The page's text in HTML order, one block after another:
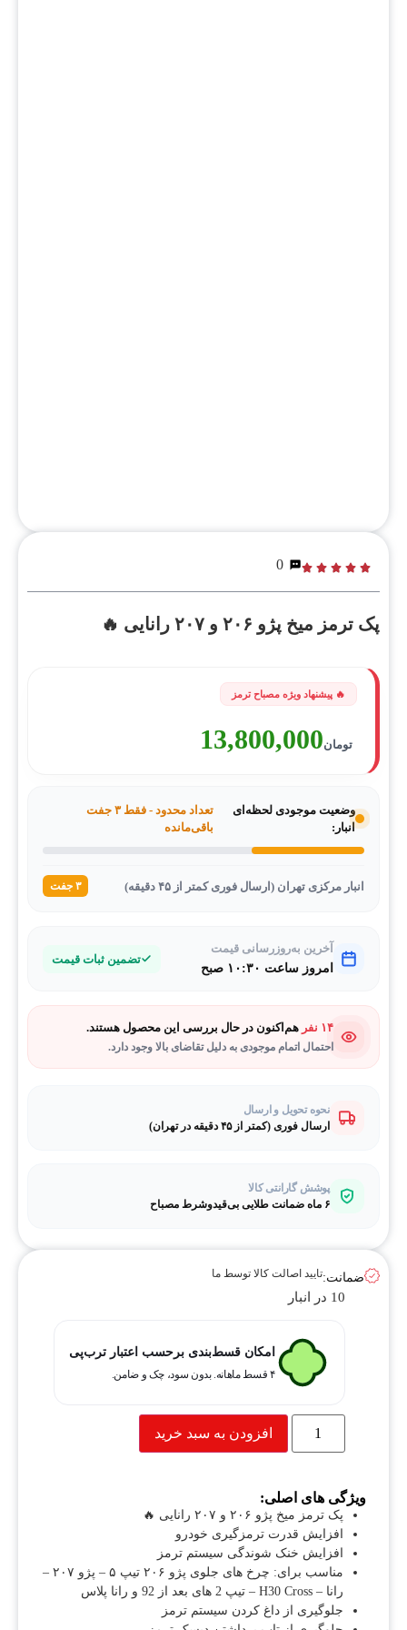
0
پک ترمز میخ پژو ۲۰۶ و ۲۰۷ رانایی 🔥
تومان13,800,000
وضعیت موجودی لحظه‌ای
انبار:
تعداد محدود - فقط ۳ جفت
باقی‌مانده
انبار مرکزی تهران (ارسال فوری کمتر از ۴۵ دقیقه) ۳ جفت
آخرین به‌روزرسانی قیمت
امروز ساعت ۱۰:۳۰ صبح
تضمین ثبات قیمت
۱۴ نفر هم‌اکنون در حال بررسی این محصول هستند.
احتمال اتمام موجودی به دلیل تقاضای بالا وجود دارد.
نحوه تحویل و ارسال
ارسال فوری (کمتر از ۴۵ دقیقه در تهران)
پوشش گارانتی کالا
۶ ماه ضمانت طلایی بی‌قیدوشرط مصباح
ضمانت:تایید اصالت کالا توسط ما
10 در انبار
امکان قسط‌بندی برحسب اعتبار ترب‌پی
۴ قسط ماهانه. بدون سود، چک و ضامن.
افزودن به سبد خرید
ویژگی های اصلی:
پک ترمز میخ پژو ۲۰۶ و ۲۰۷ رانایی 🔥
افزایش قدرت ترمزگیری خودرو
افزایش خنک شوندگی سیستم ترمز
مناسب برای: چرخ های جلوی پژو ۲۰۶ تیپ ۵ – پژو ۲۰۷ –
رانا – H30 Cross – تیپ 2 های بعد از 92 و رانا پلاس
جلوگیری از داغ کردن سیستم ترمز